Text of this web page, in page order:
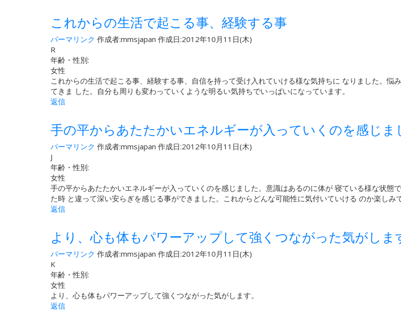
これからの生活で起こる事、経験する事
パーマリンク 作成者:mmsjapan 作成日:2012年10月11日(木)
R
年齢・性別:
女性
これからの生活で起こる事、経験する事、自信を持って受け入れていける様な気持ちに なりました。悩
てきま した。自分も周りも変わっていくような明るい気持ちでいっぱいになっています。
返信
手の平からあたたかいエネルギーが入っていくのを感じま
パーマリンク 作成者:mmsjapan 作成日:2012年10月11日(木)
J
年齢・性別:
女性
手の平からあたたかいエネルギーが入っていくのを感じました。意識はあるのに体が 寝ている様な状態
た時 と違って深い安らぎを感じる事ができました。これからどんな可能性に気付いていける のか楽しみ
返信
より、心も体もパワーアップして強くつながった気がしま
パーマリンク 作成者:mmsjapan 作成日:2012年10月11日(木)
K
年齢・性別:
女性
より、心も体もパワーアップして強くつながった気がします。
返信